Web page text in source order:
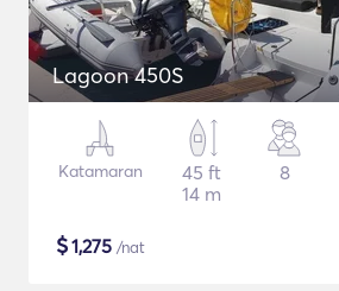
Lagoon 450S
Katamaran
45 ft
14 m
8
$1,275 /nat